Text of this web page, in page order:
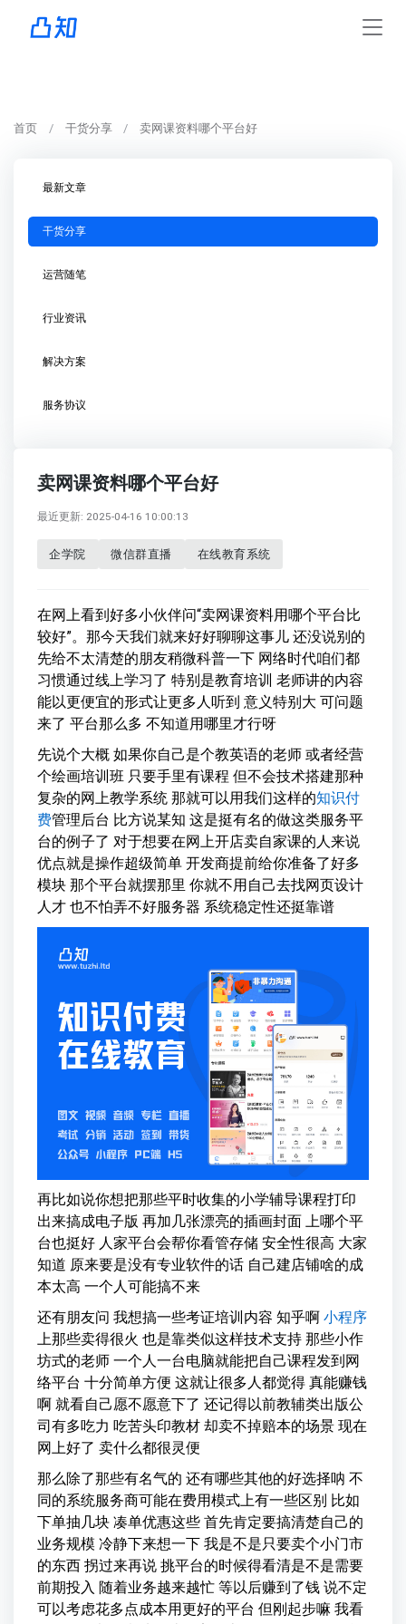
首页 干货分享 卖网课资料哪个平台好
最新文章
干货分享
运营随笔
行业资讯
解决方案
服务协议
卖网课资料哪个平台好
最近更新: 2025-04-16 10:00:13
企学院 微信群直播 在线教育系统
在网上看到好多小伙伴问“卖网课资料用哪个平台比
较好”。那今天我们就来好好聊聊这事儿 还没说别的
先给不太清楚的朋友稍微科普一下 网络时代咱们都
习惯通过线上学习了 特别是教育培训 老师讲的内容
能以更便宜的形式让更多人听到 意义特别大 可问题
来了 平台那么多 不知道用哪里才行呀
先说个大概 如果你自己是个教英语的老师 或者经营
个绘画培训班 只要手里有课程 但不会技术搭建那种
复杂的网上教学系统 那就可以用我们这样的知识付
费管理后台 比方说某知 这是挺有名的做这类服务平
台的例子了 对于想要在网上开店卖自家课的人来说
优点就是操作超级简单 开发商提前给你准备了好多
模块 那个平台就摆那里 你就不用自己去找网页设计
人才 也不怕弄不好服务器 系统稳定性还挺靠谱
再比如说你想把那些平时收集的小学辅导课程打印
出来搞成电子版 再加几张漂亮的插画封面 上哪个平
台也挺好 人家平台会帮你看管存储 安全性很高 大家
知道 原来要是没有专业软件的话 自己建店铺啥的成
本太高 一个人可能搞不来
还有朋友问 我想搞一些考证培训内容 知乎啊 小程序
上那些卖得很火 也是靠类似这样技术支持 那些小作
坊式的老师 一个人一台电脑就能把自己课程发到网
络平台 十分简单方便 这就让很多人都觉得 真能赚钱
啊 就看自己愿不愿意下了 还记得以前教辅类出版公
司有多吃力 吃苦头印教材 却卖不掉赔本的场景 现在
网上好了 卖什么都很灵便
那么除了那些有名气的 还有哪些其他的好选择呐 不
同的系统服务商可能在费用模式上有一些区别 比如
下单抽几块 凑单优惠这些 首先肯定要搞清楚自己的
业务规模 冷静下来想一下 我是不是只要卖个小门市
的东西 拐过来再说 挑平台的时候得看清是不是需要
前期投入 随着业务越来越忙 等以后赚到了钱 说不定
可以考虑花多点成本用更好的平台 但刚起步嘛 我看